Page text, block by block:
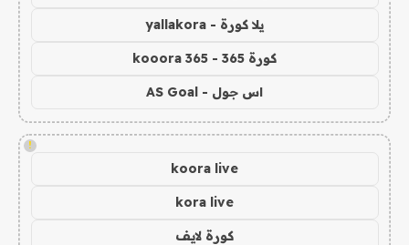
يلا كورة - yallakora
كورة 365 - kooora 365
اس جول - AS Goal
!
koora live
kora live
كورة لايف